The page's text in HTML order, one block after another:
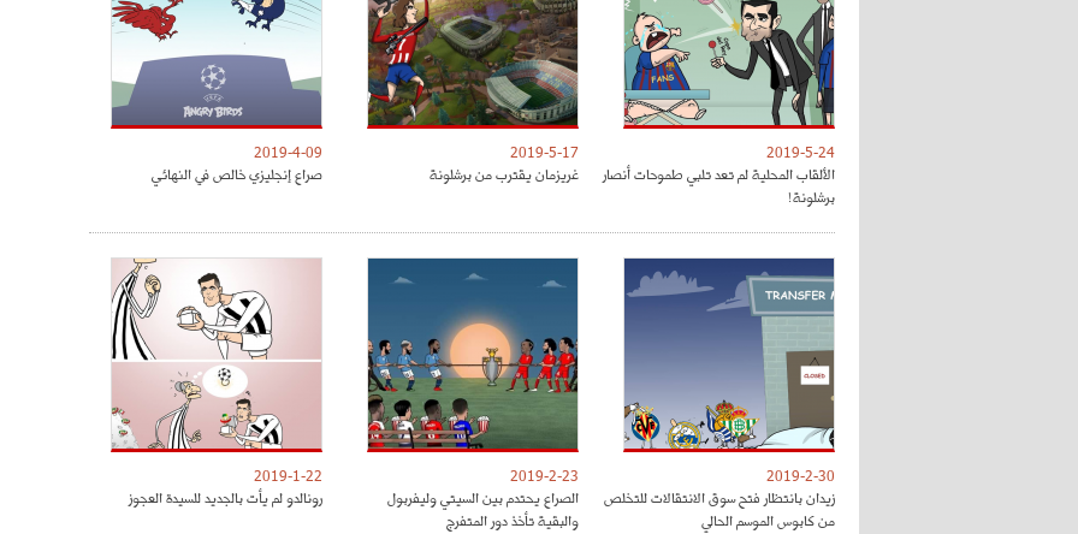
2019-5-24
الألقاب المحلية لم تعد تلبي طموحات أنصار
برشلونة!
2019-5-17
غريزمان يقترب من برشلونة
2019-4-09
صراع إنجليزي خالص في النهائي
2019-2-30
زيدان بانتظار فتح سوق الانتقالات للتخلص
من كابوس الموسم الحالي
2019-2-23
الصراع يحتدم بين السيتي وليفربول
والبقية تأخذ دور المتفرج
2019-1-22
رونالدو لم يأت بالجديد للسيدة العجوز